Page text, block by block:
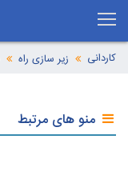
کاردانی زیر سازی راه
منو های مرتبط